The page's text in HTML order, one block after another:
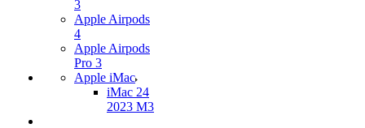
3
Apple Airpods
4
Apple Airpods
Pro 3
Apple iMac
iMac 24
2023 M3